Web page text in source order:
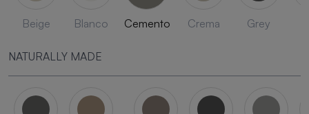
Beige Blanco Cemento Crema Grey
NATURALLY MADE